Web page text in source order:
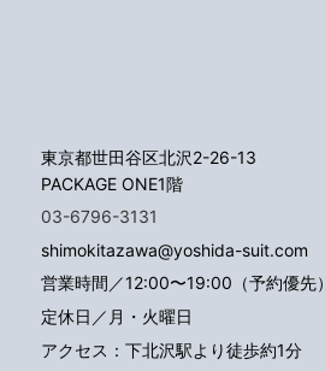
東京都世田谷区北沢2-26-13
PACKAGE ONE1階
03-6796-3131
shimokitazawa@yoshida-suit.com
営業時間／12:00〜19:00（予約優先）
定休日／月・火曜日
アクセス：下北沢駅より徒歩約1分